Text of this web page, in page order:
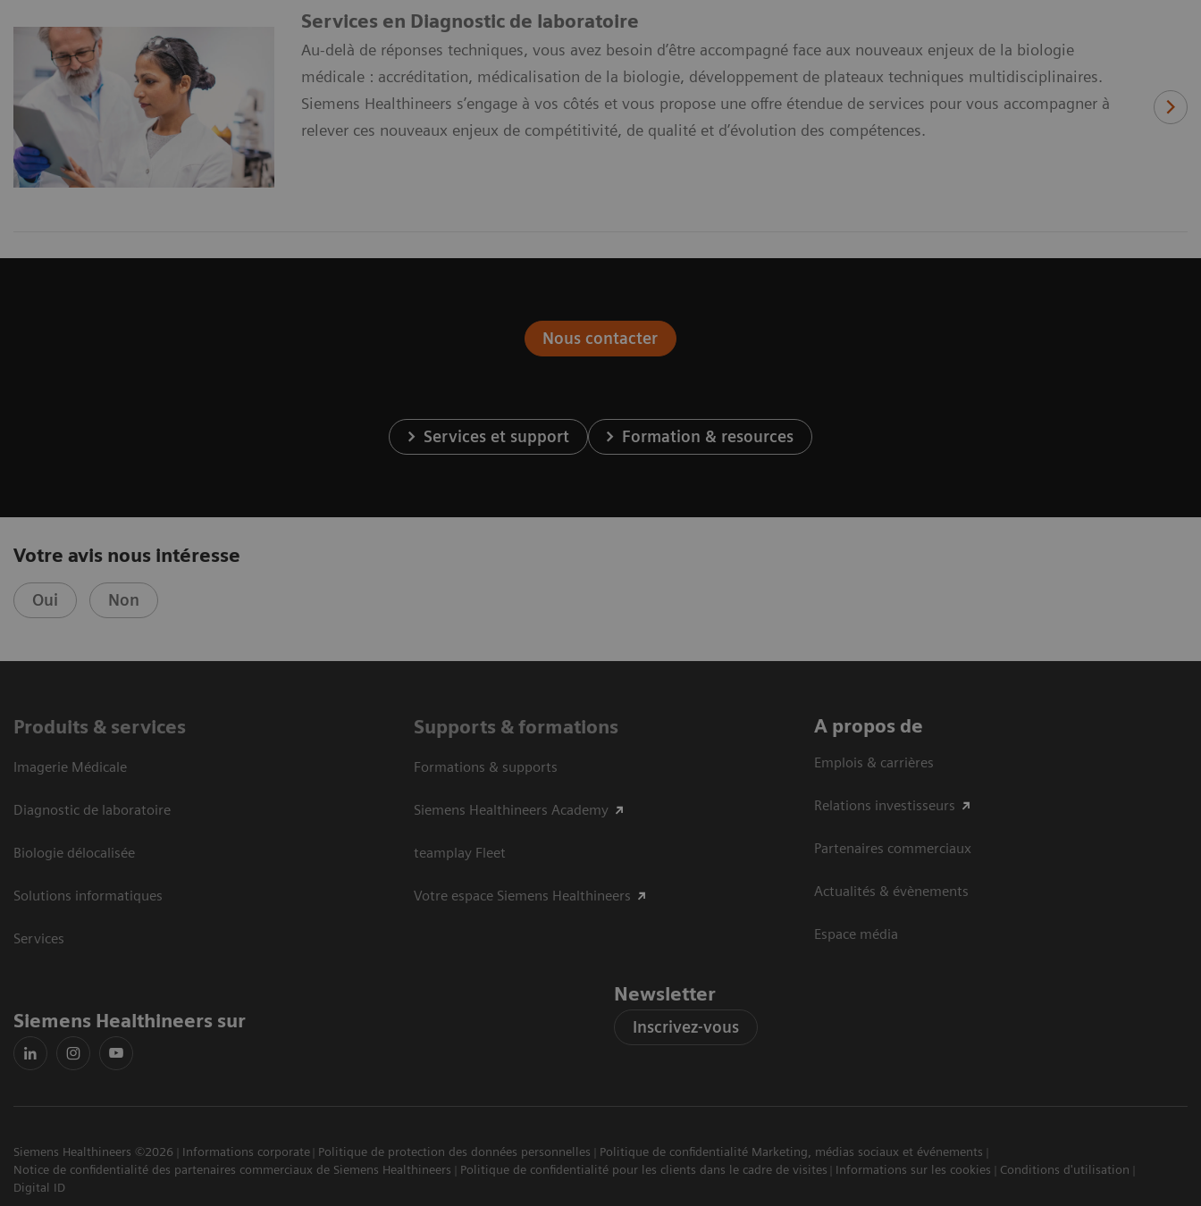
Services en Diagnostic de laboratoire
Au-delà de réponses techniques, vous avez besoin d’être accompagné face aux nouveaux enjeux de la biologie
médicale : accréditation, médicalisation de la biologie, développement de plateaux techniques multidisciplinaires.
Siemens Healthineers s’engage à vos côtés et vous propose une offre étendue de services pour vous accompagner à
relever ces nouveaux enjeux de compétitivité, de qualité et d’évolution des compétences.
Nous contacter
Services et support Formation & resources
Votre avis nous intéresse
Oui Non
Produits & services
Imagerie Médicale
Diagnostic de laboratoire
Biologie délocalisée
Solutions informatiques
Services
Supports & formations
Formations & supports
Siemens Healthineers Academy
teamplay Fleet
Votre espace Siemens Healthineers
A propos de
Emplois & carrières
Relations investisseurs
Partenaires commerciaux
Actualités & évènements
Espace média
Siemens Healthineers sur
Newsletter
Inscrivez-vous
Siemens Healthineers ©2026 Informations corporate Politique de protection des données personnelles
Politique de confidentialité Marketing, médias sociaux et événements
Notice de confidentialité des partenaires commerciaux de Siemens Healthineers
Politique de confidentialité pour les clients dans le cadre de visites Informations sur les cookies
Conditions d'utilisation
Digital ID